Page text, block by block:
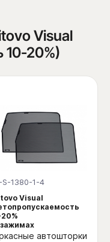
Visual
10-20%)
S-1380-1-4
Visual
автошторки